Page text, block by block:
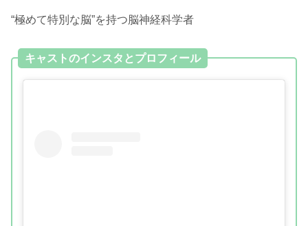
“極めて特別な脳”を持つ脳神経科学者
キャストのインスタとプロフィール